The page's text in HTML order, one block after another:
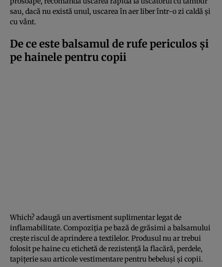
sau, dacă nu există unul, uscarea în aer liber într-o zi caldă și
cu vânt.
De ce este balsamul de rufe periculos și
pe hainele pentru copii
Which? adaugă un avertisment suplimentar legat de
inflamabilitate. Compoziția pe bază de grăsimi a balsamului
crește riscul de aprindere a textilelor. Produsul nu ar trebui
folosit pe haine cu etichetă de rezistență la flacără, perdele,
tapițerie sau articole vestimentare pentru bebeluși și copii.